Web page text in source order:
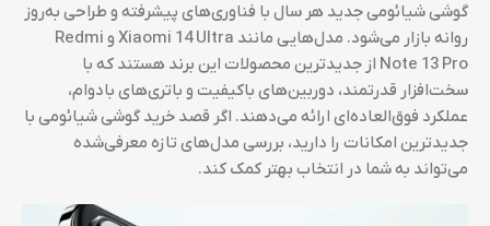
گوشی شیائومی جدید هر سال با فناوری‌های پیشرفته و طراحی به‌روز
روانه بازار می‌شود. مدل‌هایی مانند Xiaomi 14 Ultra و Redmi
Note 13 Pro از جدیدترین محصولات این برند هستند که با
سخت‌افزار قدرتمند، دوربین‌های باکیفیت و باتری‌های بادوام،
عملکرد فوق‌العاده‌ای ارائه می‌دهند. اگر قصد خرید گوشی شیائومی با
جدیدترین امکانات را دارید، بررسی مدل‌های تازه معرفی‌شده
می‌تواند به شما در انتخاب بهتر کمک کند.